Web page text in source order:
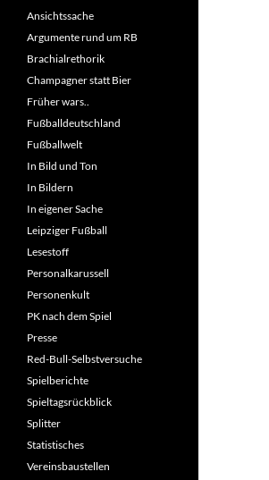
Ansichtssache
Argumente rund um RB
Brachialrethorik
Champagner statt Bier
Früher wars..
Fußballdeutschland
Fußballwelt
In Bild und Ton
In Bildern
In eigener Sache
Leipziger Fußball
Lesestoff
Personalkarussell
Personenkult
PK nach dem Spiel
Presse
Red-Bull-Selbstversuche
Spielberichte
Spieltagsrückblick
Splitter
Statistisches
Vereinsbaustellen